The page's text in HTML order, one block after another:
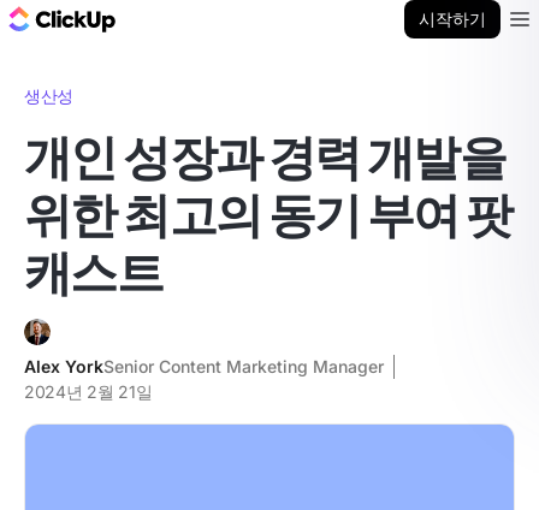
시작하기
생산성
개인 성장과 경력 개발을
위한 최고의 동기 부여 팟
캐스트
Alex YorkSenior Content Marketing Manager
2024년 2월 21일